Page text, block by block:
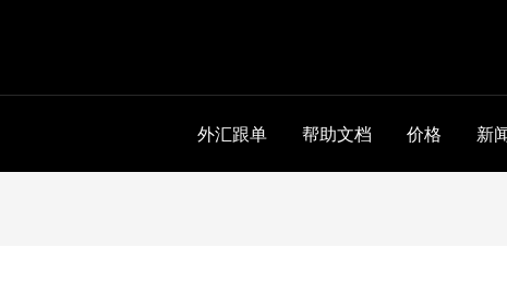
外汇跟单 帮助文档 价格 新